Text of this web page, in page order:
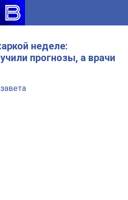
неделе:
прогнозы, а врачи